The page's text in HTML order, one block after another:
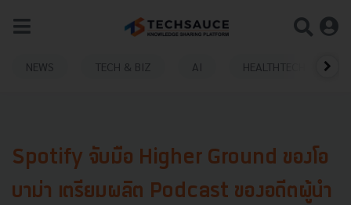
NEWS TECH & BIZ AI HEALTHTECH
Spotify จับมือ Higher Ground ของโอ
บาม่า เตรียมผลิต Podcast ของอดีตผู้นำ